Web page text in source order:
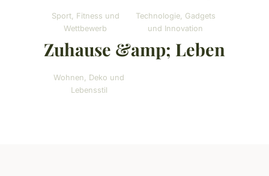
Sport, Fitness und
Wettbewerb
Technologie, Gadgets
und Innovation
Zuhause &amp; Leben
Wohnen, Deko und
Lebensstil